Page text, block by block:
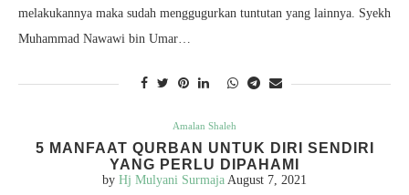
melakukannya maka sudah menggugurkan tuntutan yang lainnya. Syekh
Muhammad Nawawi bin Umar…
Amalan Shaleh
5 MANFAAT QURBAN UNTUK DIRI SENDIRI
YANG PERLU DIPAHAMI
by Hj Mulyani Surmaja August 7, 2021